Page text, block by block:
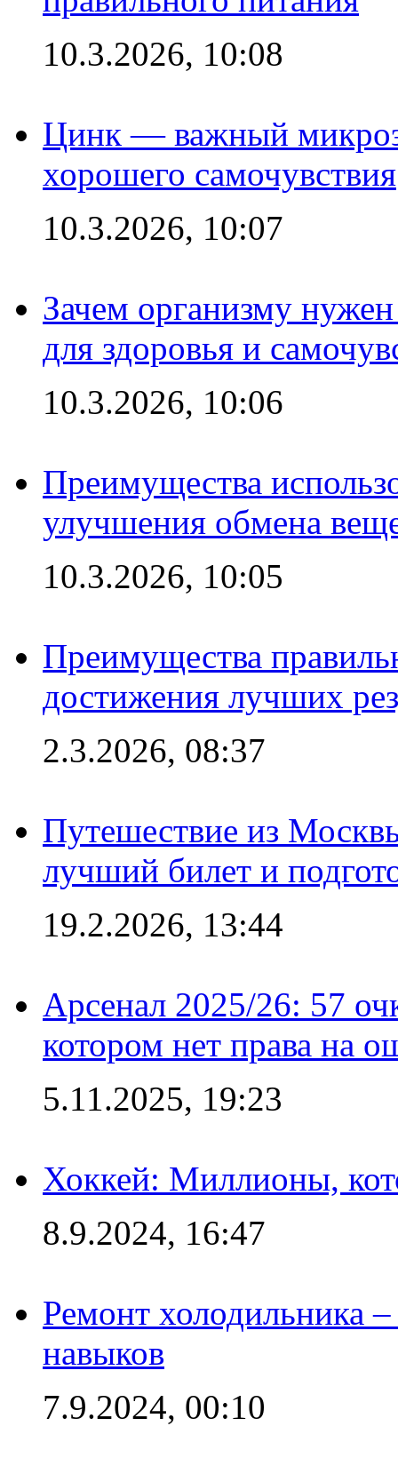
10.3.2026, 10:08
Цинк — важный
хорошего самочувствия
10.3.2026, 10:07
Зачем организму
для здоровья и
10.3.2026, 10:06
Преимущества
улучшения обмена
10.3.2026, 10:05
Преимущества
достижения лучших
2.3.2026, 08:37
Путешествие из
лучший билет и
19.2.2026, 13:44
Арсенал 2025/26: 57
котором нет права на
5.11.2025, 19:23
Хоккей: Миллионы,
8.9.2024, 16:47
Ремонт холодильника
навыков
7.9.2024, 00:10